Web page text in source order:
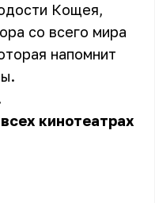
Кощея,
со всего мира
напомнит
кинотеатрах